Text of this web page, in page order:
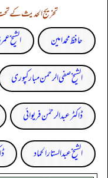
تخریج الحدیث کے
حافظ محمد امین
الشیخ
الشیخ صفی الرحمن مبارکپوری
ڈاکٹر عبدالرحمٰن فریوائی
الشیخ عبدالستار الحماد